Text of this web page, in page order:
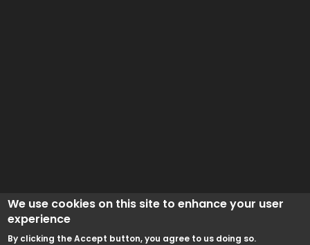
We use cookies on this site to enhance your user
experience
By clicking the Accept button, you agree to us doing so.